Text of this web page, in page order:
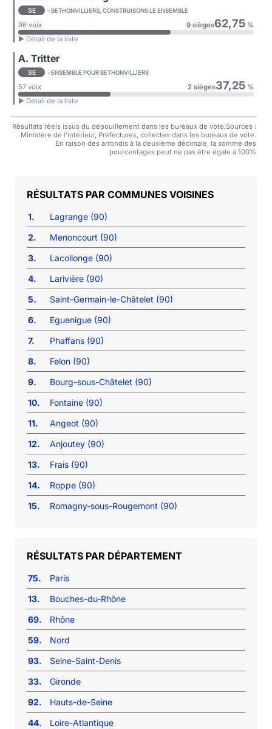
SE - BETHONVILLIERS, CONSTRUISONS LE ENSEMBLE
96 voix 9 sièges62,75%
► Détail de la liste
A. Tritter
SE - ENSEMBLE POUR BETHONVILLIERS
57 voix 2 sièges37,25%
► Détail de la liste
Résultats réels issus du dépouillement dans les bureaux de vote.Sources :
Ministère de l'intérieur, Préfectures, collectes dans les bureaux de vote.
En raison des arrondis à la deuxième décimale, la somme des
pourcentages peut ne pas être égale à 100%
COMMUNES VOISINES
1.
Lagrange (90)
2.
Menoncourt (90)
3.
Lacollonge (90)
4.
Larivière (90)
5.
Saint-Germain-le-Châtelet (90)
6.
Eguenigue (90)
7.
Phaffans (90)
8.
Felon (90)
9.
Bourg-sous-Châtelet (90)
10.
Fontaine (90)
11.
Angeot (90)
12.
Anjoutey (90)
13.
Frais (90)
14.
Roppe (90)
15.
Romagny-sous-Rougemont (90)
RÉSULTATS PAR DÉPARTEMENT
75.
Paris
13.
Bouches-du-Rhône
69.
Rhône
59.
Nord
93.
Seine-Saint-Denis
33.
Gironde
92.
Hauts-de-Seine
44.
Loire-Atlantique